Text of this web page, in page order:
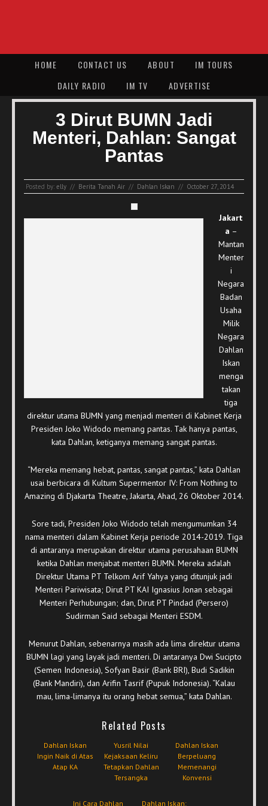
HOME CONTACT US ABOUT
IM TOURS
DAILY RADIO
IM TV ADVERTISE
3 Dirut BUMN Jadi
Menteri, Dahlan: Sangat
Pantas
Posted by: elly // Berita Tanah Air // Dahlan Iskan // October 27, 2014
Jakart
a –
Mantan
Menter
i
Negara
Badan
Usaha
Milik
Negara
Dahlan
Iskan
menga
takan
tiga
direktur utama BUMN yang menjadi menteri di Kabinet Kerja
Presiden Joko Widodo memang pantas. Tak hanya pantas,
kata Dahlan, ketiganya memang sangat pantas.
“Mereka memang hebat, pantas, sangat pantas,” kata Dahlan
usai berbicara di Kultum Supermentor IV: From Nothing to
Amazing di Djakarta Theatre, Jakarta, Ahad, 26 Oktober 2014.
Sore tadi, Presiden Joko Widodo telah mengumumkan 34
nama menteri dalam Kabinet Kerja periode 2014-2019. Tiga
di antaranya merupakan direktur utama perusahaan BUMN
ketika Dahlan menjabat menteri BUMN. Mereka adalah
Direktur Utama PT Telkom Arif Yahya yang ditunjuk jadi
Menteri Pariwisata; Dirut PT KAI Ignasius Jonan sebagai
Menteri Perhubungan; dan, Dirut PT Pindad (Persero)
Sudirman Said sebagai Menteri ESDM.
Menurut Dahlan, sebenarnya masih ada lima direktur utama
BUMN lagi yang layak jadi menteri. Di antaranya Dwi Sucipto
(Semen Indonesia), Sofyan Basir (Bank BRI), Budi Sadikin
(Bank Mandiri), dan Arifin Tasrif (Pupuk Indonesia). “Kalau
mau, lima-limanya itu orang hebat semua,” kata Dahlan.
Related Posts
Dahlan Iskan
Ingin Naik di Atas
Atap KA
Yusril Nilai
Kejaksaan Keliru
Tetapkan Dahlan
Tersangka
Dahlan Iskan
Berpeluang
Memenangi
Konvensi
Ini Cara Dahlan
Dahlan Iskan: